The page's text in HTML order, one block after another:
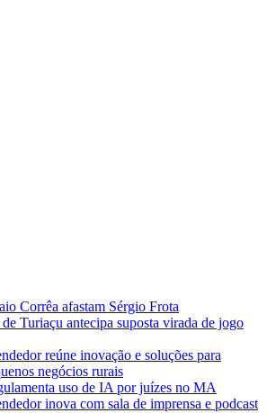
Corrêa afastam Sérgio Frota
Turiaçu antecipa suposta virada de jogo
reúne inovação e soluções para
negócios rurais
uso de IA por juízes no MA
inova com sala de imprensa e podcast